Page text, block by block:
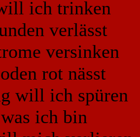
ich trinken
verlässt
versinken
rot nässt
will ich spüren
ich bin